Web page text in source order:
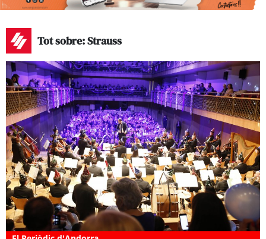
Tot sobre: Strauss